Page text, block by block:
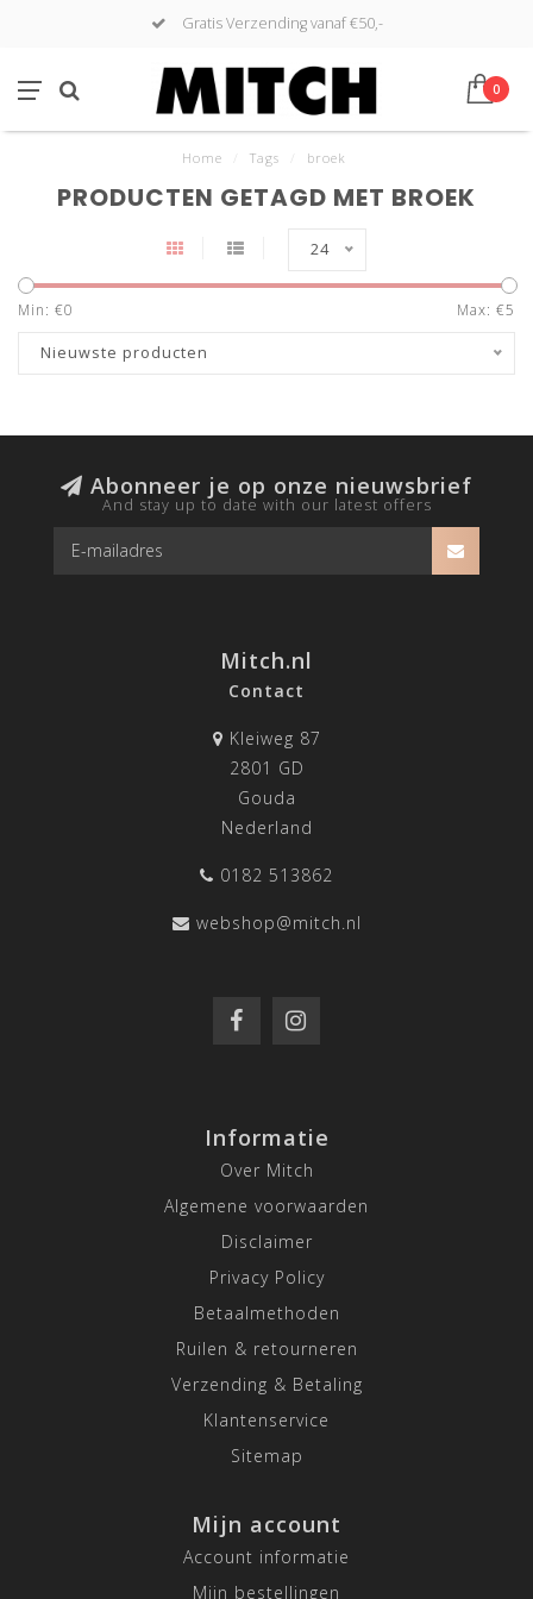
Gratis Verzending vanaf €50,-
0
Home Tags broek
PRODUCTEN GETAGD MET BROEK
24
Min: €0 Max: €5
Nieuwste producten
Abonneer je op onze nieuwsbrief
And stay up to date with our latest offers
Mitch.nl
Contact
Kleiweg 87
2801 GD
Gouda
Nederland
0182 513862
webshop@mitch.nl
Informatie
Over Mitch
Algemene voorwaarden
Disclaimer
Privacy Policy
Betaalmethoden
Ruilen & retourneren
Verzending & Betaling
Klantenservice
Sitemap
Mijn account
Account informatie
Mijn bestellingen